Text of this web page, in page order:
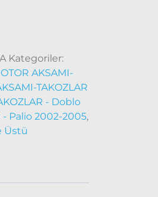
Kategoriler:
AKSAMI-
TAKOZLAR
- Doblo
- Palio 2002-2005,
Üstü